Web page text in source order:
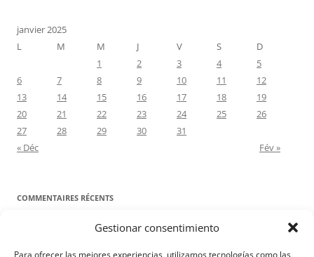
Gestionar consentimiento
Para ofrecer las mejores experiencias, utilizamos tecnologías como las
janvier 2025
L
M M J V S
D
1
2 3 4
5
6
7 8 9 10 11
12
13
14 15 16 17 18
19
20
21 22 23 24 25
26
27
28 29 30
31
« Déc
Fév »
COMMENTAIRES RÉCENTS
Proyecto Amor ConyugaldansContre toute attente. Commentaire
pour les époux : Luc 12, 8-12